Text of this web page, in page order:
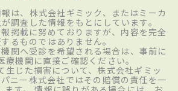
は、株式会社ギミック、またはミーカ
調査した情報をもとにしています。
掲載に努めておりますが、内容を完全
るものではありません。
関へ受診を希望される場合は、事前に
療機関に直接ご確認ください。
生じた損害について、株式会社ギミッ
ニー株式会社ではその賠償の責任を一